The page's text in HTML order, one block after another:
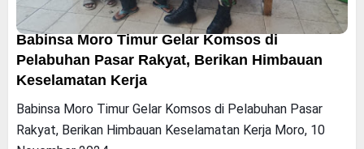
Babinsa Moro Timur Gelar Komsos di
Pelabuhan Pasar Rakyat, Berikan Himbauan
Keselamatan Kerja
Babinsa Moro Timur Gelar Komsos di Pelabuhan Pasar
Rakyat, Berikan Himbauan Keselamatan Kerja Moro, 10